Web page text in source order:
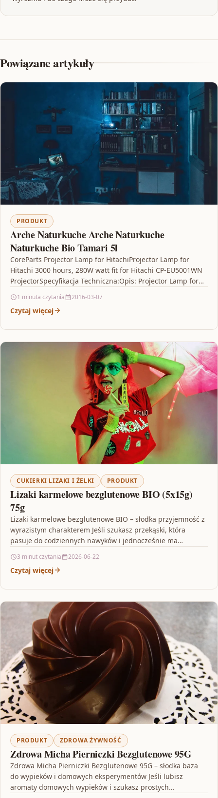
Powiązane artykuły
PRODUKT
Arche Naturkuche Arche Naturkuche
Naturkuche Bio Tamari 5l
CoreParts Projector Lamp for HitachiProjector Lamp for
Hitachi 3000 hours, 280W watt fit for Hitachi CP-EU5001WN
ProjectorSpecyfikacja Techniczna:Opis: Projector Lamp for
1 minuta czytania 2016-03-07
Czytaj więcej
CUKIERKI LIZAKI I ŻELKI PRODUKT
Lizaki karmelowe bezglutenowe BIO (5x15g)
75g
Lizaki karmelowe bezglutenowe BIO – słodka przyjemność z
wyrazistym charakterem Jeśli szukasz przekąski, która
pasuje do codziennych nawyków i jednocześnie ma
3 minut czytania 2026-06-22
Czytaj więcej
PRODUKT ZDROWA ŻYWNOŚĆ
Zdrowa Micha Pierniczki Bezglutenowe 95G
Zdrowa Micha Pierniczki Bezglutenowe 95G – słodka baza
do wypieków i domowych eksperymentów Jeśli lubisz
aromaty domowych wypieków i szukasz prostych